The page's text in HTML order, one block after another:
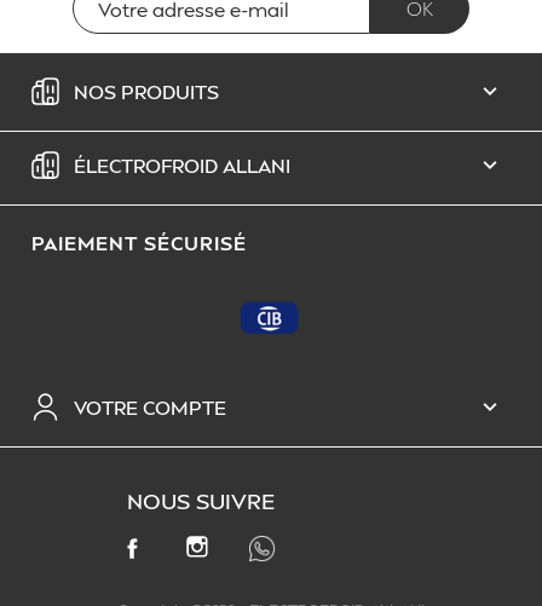
NOS PRODUITS 
ÉLECTROFROID ALLANI 
PAIEMENT SÉCURISÉ
VOTRE COMPTE 
NOUS SUIVRE
FACEBOOKINSTAGRAM